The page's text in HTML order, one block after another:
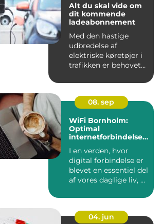
Alt du skal vide om
dit kommende
ladeabonnement
Med den hastige
udbredelse af
elektriske køretøjer i
trafikken er behovet
08. sep
WiFi Bornholm:
Optimal
internetforbindelse
I en verden, hvor
digital forbindelse er
blevet en essentiel del
af vores daglige liv, er
04. jun